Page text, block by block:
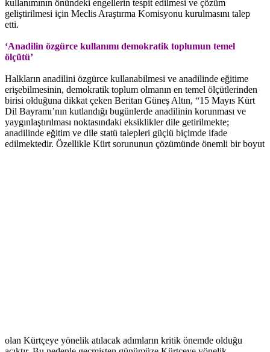
kullanımının önündeki engellerin tespit edilmesi ve çözüm
geliştirilmesi için Meclis Araştırma Komisyonu kurulmasını talep
etti.
‘Anadilin özgürce kullanımı demokratik toplumun temel
ölçütü’
Halkların anadilini özgürce kullanabilmesi ve anadilinde eğitime
erişebilmesinin, demokratik toplum olmanın en temel ölçütlerinden
birisi olduğuna dikkat çeken Beritan Güneş Altın, “15 Mayıs Kürt
Dil Bayramı’nın kutlandığı bugünlerde anadilinin korunması ve
yaygınlaştırılması noktasındaki eksiklikler dile getirilmekte;
anadilinde eğitim ve dile statü talepleri güçlü biçimde ifade
edilmektedir. Özellikle Kürt sorununun çözümünde önemli bir boyut
olan Kürtçeye yönelik atılacak adımların kritik önemde olduğu